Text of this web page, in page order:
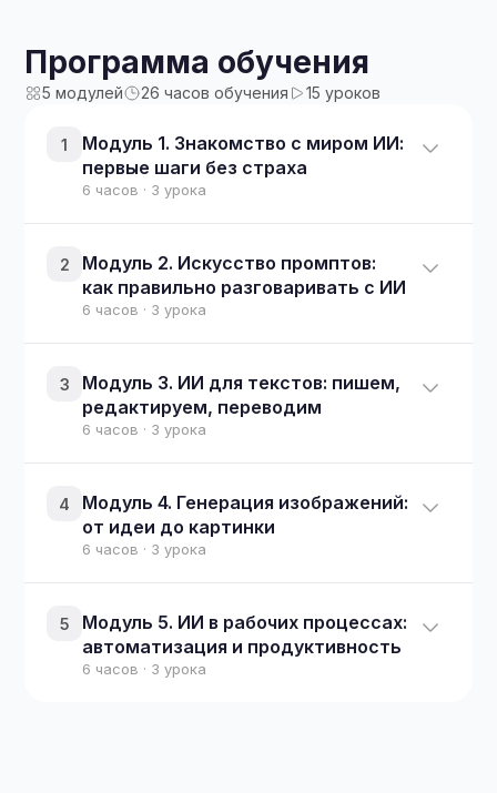
Программа обучения
5 модулей 26 часов обучения 15 уроков
1
Модуль 1. Знакомство с миром ИИ:
первые шаги без страха
6 часов · 3 урока
2
Модуль 2. Искусство промптов:
как правильно разговаривать с ИИ
6 часов · 3 урока
3
Модуль 3. ИИ для текстов: пишем,
редактируем, переводим
6 часов · 3 урока
4
Модуль 4. Генерация изображений:
от идеи до картинки
6 часов · 3 урока
5
Модуль 5. ИИ в рабочих процессах:
автоматизация и продуктивность
6 часов · 3 урока